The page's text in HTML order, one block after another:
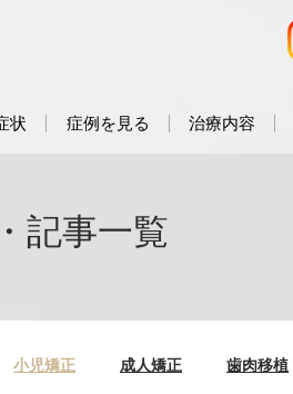
状 症例を見る 治療内容
記事一覧
小児矯正 成人矯正 歯肉移植